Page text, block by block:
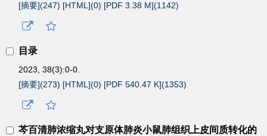
[摘要](247) [HTML](0) [PDF 3.38 M](1142)
目录
2023, 38(3):0-0.
[摘要](273) [HTML](0) [PDF 540.47 K](1353)
芩百清肺浓缩丸对支原体肺炎小鼠肺组织上皮间质转化的